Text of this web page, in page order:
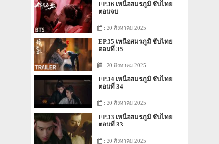
EP.36 เหนือสมรภูมิ ซับไทย
ตอนจบ
: 20 สิงหาคม 2025
EP.35 เหนือสมรภูมิ ซับไทย
ตอนที่ 35
: 20 สิงหาคม 2025
EP.34 เหนือสมรภูมิ ซับไทย
ตอนที่ 34
: 20 สิงหาคม 2025
EP.33 เหนือสมรภูมิ ซับไทย
ตอนที่ 33
: 20 สิงหาคม 2025